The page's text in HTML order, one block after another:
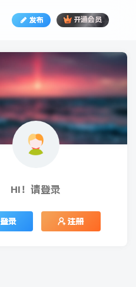
发布 开通会员
HI！请登录
登录 注册